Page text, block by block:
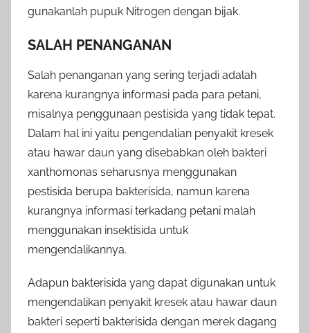
gunakanlah pupuk Nitrogen dengan bijak.
SALAH PENANGANAN
Salah penanganan yang sering terjadi adalah
karena kurangnya informasi pada para petani,
misalnya penggunaan pestisida yang tidak tepat.
Dalam hal ini yaitu pengendalian penyakit kresek
atau hawar daun yang disebabkan oleh bakteri
xanthomonas seharusnya menggunakan
pestisida berupa bakterisida, namun karena
kurangnya informasi terkadang petani malah
menggunakan insektisida untuk
mengendalikannya.
Adapun bakterisida yang dapat digunakan untuk
mengendalikan penyakit kresek atau hawar daun
bakteri seperti bakterisida dengan merek dagang